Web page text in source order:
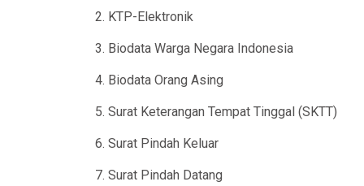
2. KTP-Elektronik
3. Biodata Warga Negara Indonesia
4. Biodata Orang Asing
5. Surat Keterangan Tempat Tinggal (SKTT)
6. Surat Pindah Keluar
7. Surat Pindah Datang